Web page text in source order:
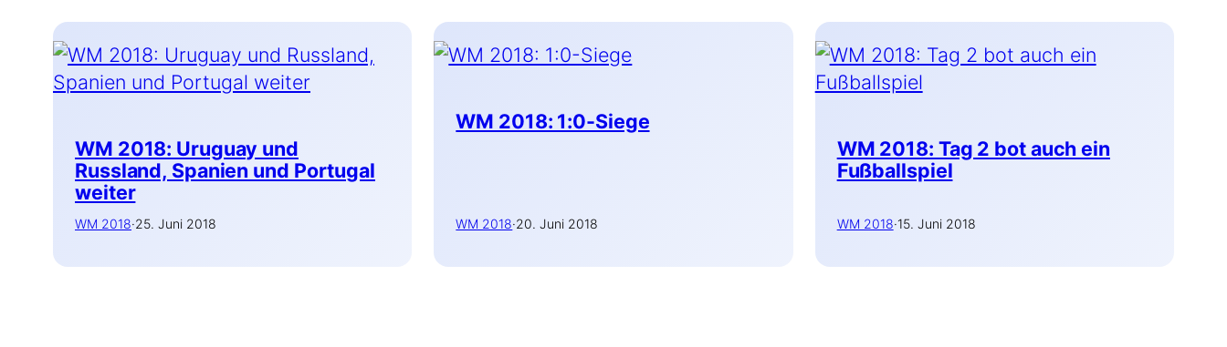
WM 2018: Uruguay und
Russland, Spanien und Portugal
weiter
WM 2018·25. Juni 2018
WM 2018: 1:0-Siege
WM 2018·20. Juni 2018
WM 2018: Tag 2 bot auch ein
Fußballspiel
WM 2018·15. Juni 2018